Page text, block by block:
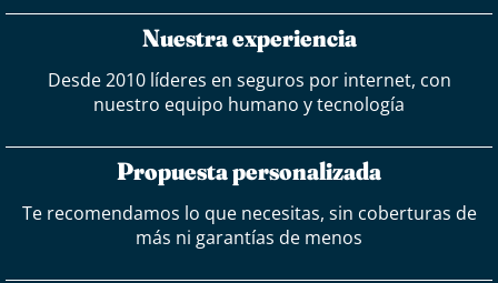
Nuestra experiencia
Desde 2010 líderes en seguros por internet, con
nuestro equipo humano y tecnología
Propuesta personalizada
Te recomendamos lo que necesitas, sin coberturas de
más ni garantías de menos